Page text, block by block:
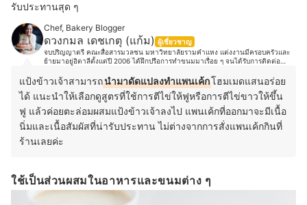
รับประทานสุด ๆ
Chef, Bakery Blogger
ดวงกมล เดชเกตุ (แก้ม) ผู้เชี่ยวชาญ
จบปริญญาตรี คณะสื่อสารมวลชน มหาวิทยาลัยรามคำแหง แต่งงานมีครอบครัวและ
ย้ายมาอยู่อิตาลีตั้งแต่ปี 2006 ได้ฝึกปรือการทำขนมมาเรื่อย ๆ จนได้รับการติดต่อ
มาทำงานในร้านในตำแหน่ง Pastry Chef ของร้าน ตั้งแต่ปี 2018 เป็นเวลาสามปี และ
ปัจจุบันได้เข้ามาร่วมงานกับ Pasticceria Caffè Pirona (50 Top Italy Pasticcerie
2022) ส่วนตัวชอบขีดเขียนและถ่ายรูปขนมสวยๆ ตามสไตล์พร้อมเอกลักษณ์และ
Signature ที่ชัดเจน ชอบเดินทางท่องเที่ยวไปชิมขนมในที่ต่าง ๆ จนกระทั่งมาจับปลาย
ปากกาเขียนหนังสือเบเกอรี่ “Bake with heart” และได้ฝึกพัฒนาฝีมือจนกระทั่งได้เข้า
ทำงานสายขนมหวานอย่างจริงจังที่ร้านเก่าแก่ติดอันดับ Top 10 ของประเทศอิตาลีและ
Top 50 Best Coffee Of The World
แป้งข้าวเจ้าสามารถนำมาดัดแปลงทำแพนเค้กโฮมเมดแสนอร่อย
ได้ แนะนำให้เลือกดูสูตรที่ใช้การตีไข่ให้ฟูหรือการตีไข่ขาวให้ขึ้น
ฟู แล้วค่อยตะล่อมผสมแป้งข้าวเจ้าลงไป แพนเค้กที่ออกมาจะมีเนื้อ
นิ่มและเนื้อสัมผัสที่น่ารับประทาน ไม่ต่างจากการสั่งแพนเค้กกินที่
ร้านเลยค่ะ
ใช้เป็นส่วนผสมในอาหารและขนมต่าง ๆ